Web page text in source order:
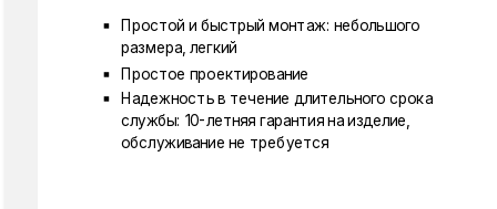
Простой и быстрый монтаж: небольшого
размера, легкий
Простое проектирование
Надежность в течение длительного срока
службы: 10-летняя гарантия на изделие,
обслуживание не требуется